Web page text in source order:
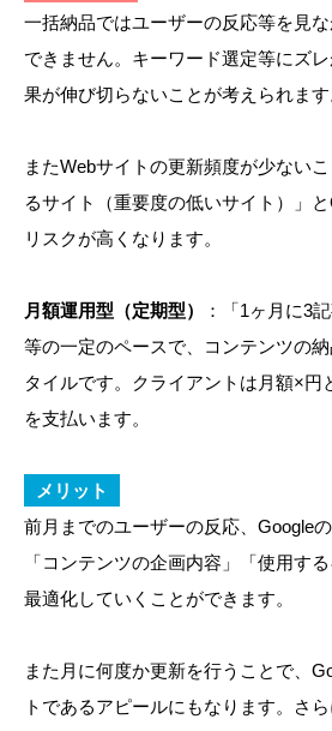
一括納品ではユーザーの反応等を見
できません。キーワード選定等にズ
果が伸び切らないことが考えられます
またWebサイトの更新頻度が少ない
るサイト（重要度の低いサイト）」
リスクが高くなります。
月額運用型（定期型）
：「1ヶ月に3
等の一定のペースで、コンテンツの
タイルです。クライアントは月額×円
を支払います。
メリット
前月までのユーザーの反応、Google
「コンテンツの企画内容」「使用す
最適化していくことができます。
また月に何度か更新を行うことで、
トであるアピールにもなります。さ